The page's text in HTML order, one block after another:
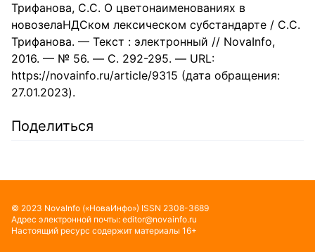
Трифанова, С.С. О цветонаименованиях в
новозелаНДСком лексическом субстандарте / С.С.
Трифанова. — Текст : электронный // NovaInfo,
2016. — № 56. — С. 292-295. — URL:
https://novainfo.ru/article/9315 (дата обращения:
27.01.2023).
Поделиться
© 2023 NovaInfo («НоваИнфо») ISSN 2308-3689
Адрес электронной почты: editor@novainfo.ru
Настоящий ресурс содержит материалы 16+